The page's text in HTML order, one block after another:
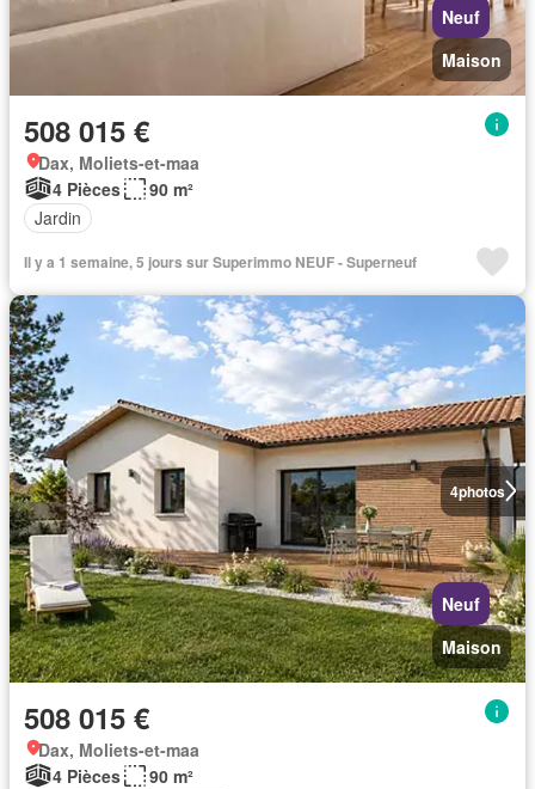
Neuf
Maison
508 015 €
Dax, Moliets-et-maa
4 Pièces
90 m²
Jardin
Il y a 1 semaine, 5 jours sur Superimmo NEUF - Superneuf
4photos
Neuf
Maison
508 015 €
Dax, Moliets-et-maa
4 Pièces
90 m²